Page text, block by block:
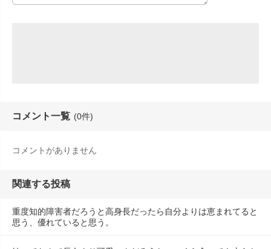
コメント一覧 (0件)
コメントがありません
関連する投稿
重度知的障害者だろうと高身長だったら自分よりは恵まれてると
思う、優れていると思う。